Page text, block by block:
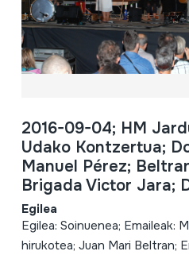
2016-09-04; HM
Udako Kontzertua;
Manuel Pérez;
Brigada Victor Jara;
Egilea
Egilea: Soinuenea; Emaileak:
hirukotea; Juan Mari Beltran;